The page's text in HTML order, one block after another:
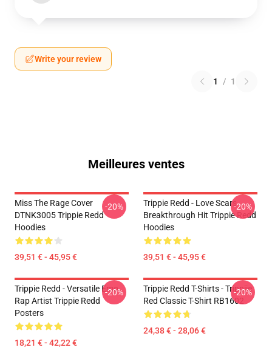
Write your review
1 / 1
Meilleures ventes
Miss The Rage Cover
DTNK3005 Trippie Redd
Hoodies
39,51 € - 45,95 €
-20%
Trippie Redd - Love Scars
Breakthrough Hit Trippie Redd
Hoodies
39,51 € - 45,95 €
-20%
Trippie Redd - Versatile Emo
Rap Artist Trippie Redd
Posters
18,21 € - 42,22 €
-20%
Trippie Redd T-Shirts - Trippiie
Red Classic T-Shirt RB1602
24,38 € - 28,06 €
-20%